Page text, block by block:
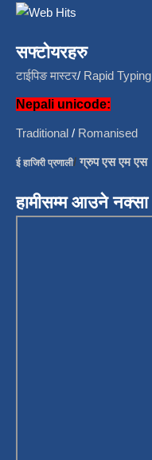
सफ्टोयरहरु
टाईपिङ मास्टर/ Rapid Typing
Nepali unicode:
Traditional / Romanised
ई हाजिरी प्रणाली/ग्रुप एस एम एस
हामीसम्म आउने नक्सा